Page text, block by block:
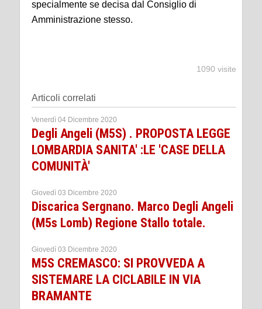
specialmente se decisa dal Consiglio di
Amministrazione stesso.
1090 visite
Articoli correlati
Venerdì 04 Dicembre 2020
Degli Angeli (M5S) . PROPOSTA LEGGE
LOMBARDIA SANITA' :LE 'CASE DELLA
COMUNITÀ'
Giovedì 03 Dicembre 2020
Discarica Sergnano. Marco Degli Angeli
(M5s Lomb) Regione Stallo totale.
Giovedì 03 Dicembre 2020
M5S CREMASCO: SI PROVVEDA A
SISTEMARE LA CICLABILE IN VIA
BRAMANTE